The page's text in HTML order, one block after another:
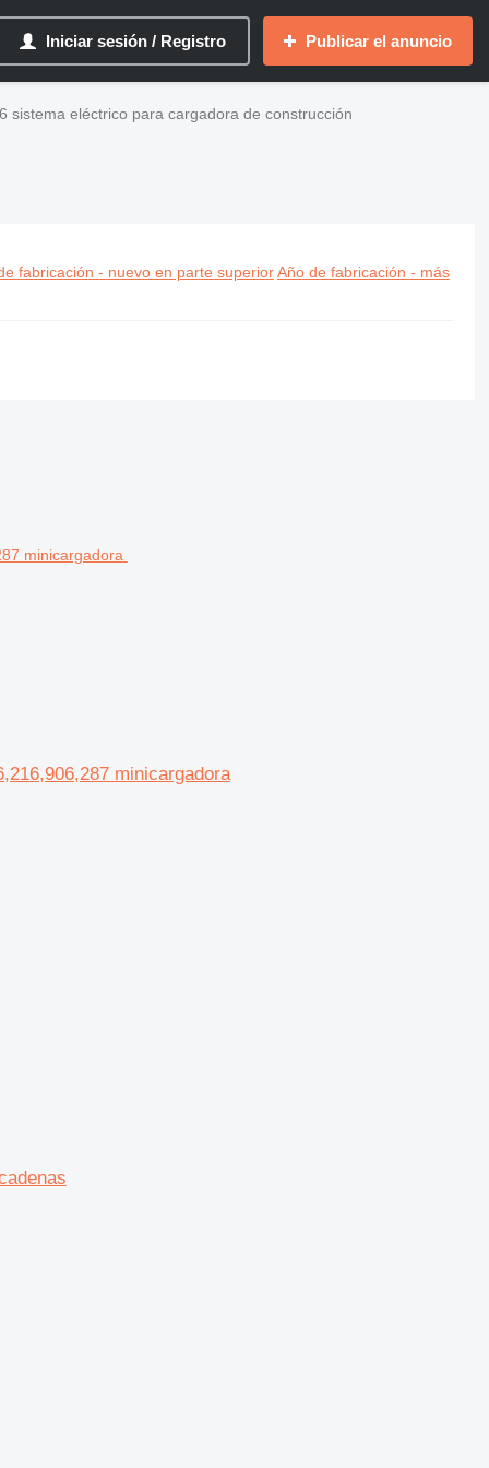
Iniciar sesión / Registro Publicar el anuncio
sistema eléctrico para cargadora de construcción
fabricación - nuevo en parte superior Año de fabricación - más
minicargadora